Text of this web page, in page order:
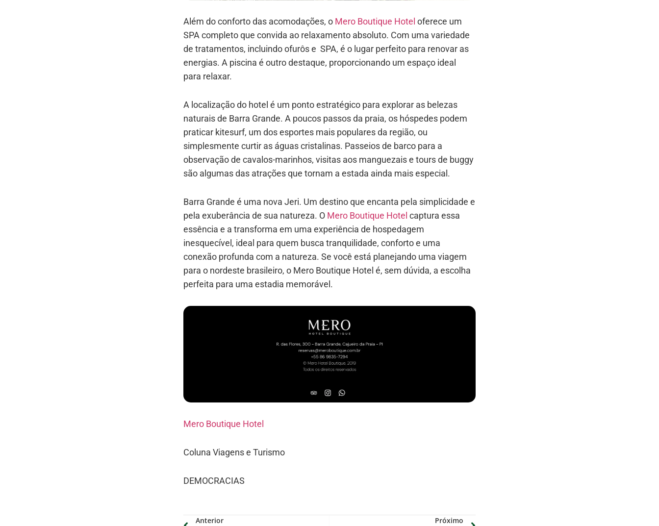
Além do conforto das acomodações, o Mero Boutique Hotel oferece um
SPA completo que convida ao relaxamento absoluto. Com uma variedade
de tratamentos, incluindo ofurôs e SPA, é o lugar perfeito para renovar as
energias. A piscina é outro destaque, proporcionando um espaço ideal
para relaxar.
A localização do hotel é um ponto estratégico para explorar as belezas
naturais de Barra Grande. A poucos passos da praia, os hóspedes podem
praticar kitesurf, um dos esportes mais populares da região, ou
simplesmente curtir as águas cristalinas. Passeios de barco para a
observação de cavalos-marinhos, visitas aos manguezais e tours de buggy
são algumas das atrações que tornam a estada ainda mais especial.
Barra Grande é uma nova Jeri. Um destino que encanta pela simplicidade e
pela exuberância de sua natureza. O Mero Boutique Hotel captura essa
essência e a transforma em uma experiência de hospedagem
inesquecível, ideal para quem busca tranquilidade, conforto e uma
conexão profunda com a natureza. Se você está planejando uma viagem
para o nordeste brasileiro, o Mero Boutique Hotel é, sem dúvida, a escolha
perfeita para uma estadia memorável.
Mero Boutique Hotel
Coluna Viagens e Turismo
DEMOCRACIAS
Anterior Próximo